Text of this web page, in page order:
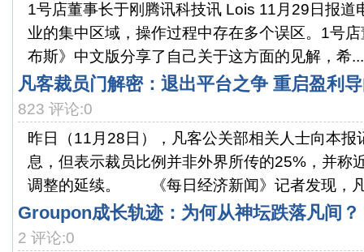
1号店董事长于刚腾讯科技讯 Lois 11月29日报道
业的集中区域，操作过程中存在多个误区。1号
布斯》中文版分享了自己关于这方面的见解，希...
凡客裁员门解密：退出平台之争 重启盈利
823 评论:0
昨日（11月28日），凡客公关部相关人士向本报
息，但表示裁员比例并非外界所传的25%，并称
调整的延续。 《每日经济新闻》记者发现，
Groupon成长轨迹：为何从神坛跌落凡间？
2 评论:0